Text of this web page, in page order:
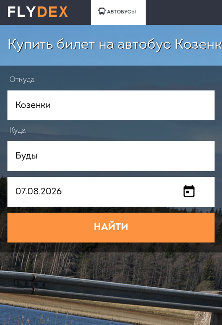
АВТОБУСЫ
Купить билет на автобус
Откуда
Куда
НАЙТИ